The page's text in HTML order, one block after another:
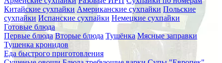
Китайские сухпайки Американские сухпайки Польские
сухпайки Испанские сухпайки Немецкие сухпайки
Готовые блюда
Первые блюда Вторые блюда Тушёнка Мясные заправки
Тушенка кронидов
Еда быстрого приготовления